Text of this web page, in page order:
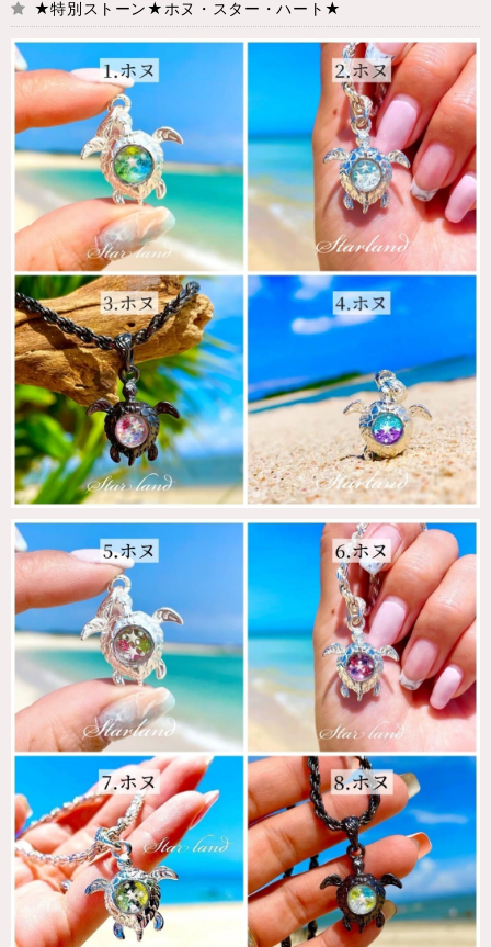
★特別ストーン★ホヌ・スター・ハート★